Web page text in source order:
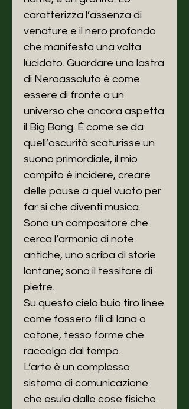
caratterizza l’assenza di
venature e il nero profondo
che manifesta una volta
lucidato. Guardare una lastra
di Neroassoluto è come
essere di fronte a un
universo che ancora aspetta
il Big Bang. É come se da
quell’oscurità scaturisse un
suono primordiale, il mio
compito è incidere, creare
delle pause a quel vuoto per
far si che diventi musica.
Sono un compositore che
cerca l’armonia di note
antiche, uno scriba di storie
lontane; sono il tessitore di
pietre.
Su questo cielo buio tiro linee
come fossero fili di lana o
cotone, tesso forme che
raccolgo dal tempo.
L’arte è un complesso
sistema di comunicazione
che esula dalle cose fisiche.